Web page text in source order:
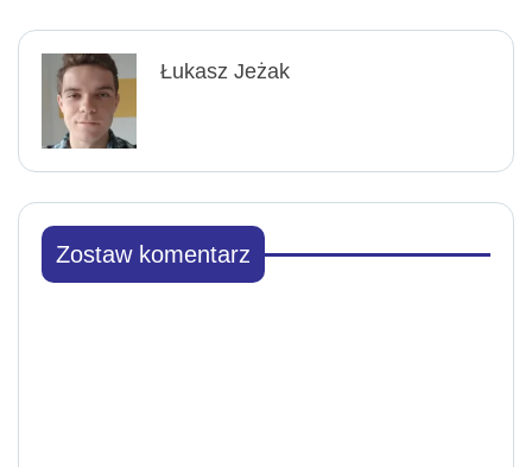
Łukasz Jeżak
Zostaw komentarz